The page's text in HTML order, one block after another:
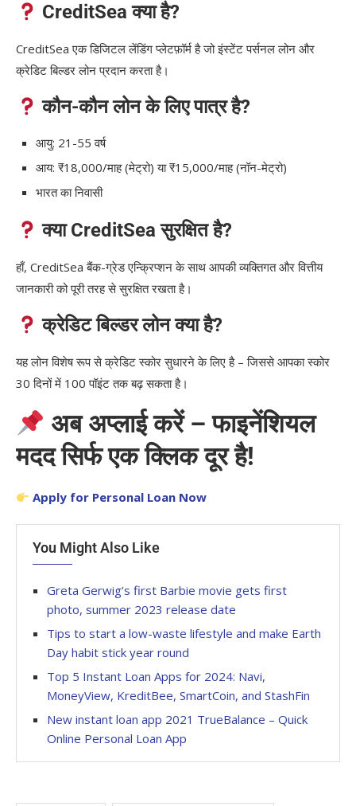
CreditSea क्या है?
CreditSea एक डिजिटल लेंडिंग प्लेटफ़ॉर्म है जो इंस्टेंट पर्सनल लोन और
क्रेडिट बिल्डर लोन प्रदान करता है।
कौन-कौन लोन के लिए पात्र है?
आयु: 21-55 वर्ष
आय: ₹18,000/माह (मेट्रो) या ₹15,000/माह (नॉन-मेट्रो)
भारत का निवासी
क्या CreditSea सुरक्षित है?
हाँ, CreditSea बैंक-ग्रेड एन्क्रिप्शन के साथ आपकी व्यक्तिगत और वित्तीय
जानकारी को पूरी तरह से सुरक्षित रखता है।
क्रेडिट बिल्डर लोन क्या है?
यह लोन विशेष रूप से क्रेडिट स्कोर सुधारने के लिए है – जिससे आपका स्कोर
30 दिनों में 100 पॉइंट तक बढ़ सकता है।
अब अप्लाई करें – फाइनेंशियल
मदद सिर्फ एक क्लिक दूर है!
Apply for Personal Loan Now
You Might Also Like
Greta Gerwig’s first Barbie movie gets first
photo, summer 2023 release date
Tips to start a low-waste lifestyle and make Earth
Day habit stick year round
Top 5 Instant Loan Apps for 2024: Navi,
MoneyView, KreditBee, SmartCoin, and StashFin
New instant loan app 2021 TrueBalance – Quick
Online Personal Loan App